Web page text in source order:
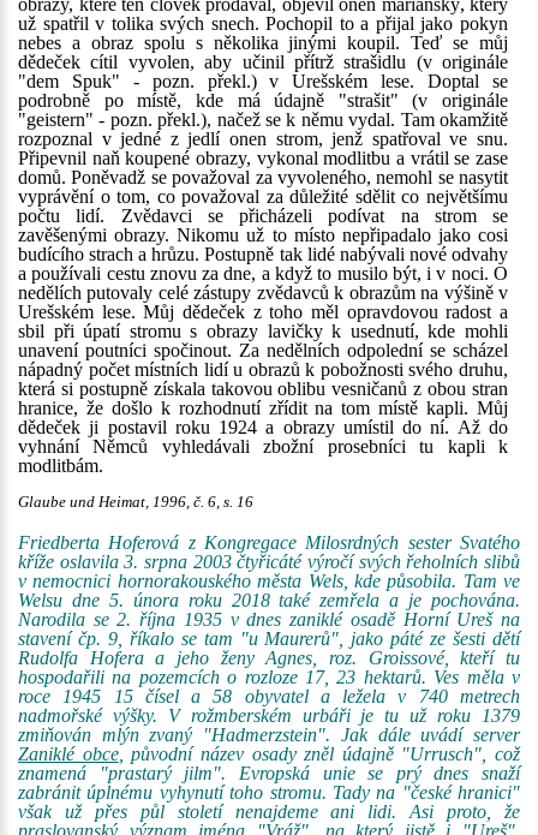
obrazy, které ten člověk prodával, objevil onen mariánský, který
už spatřil v tolika svých snech. Pochopil to a přijal jako pokyn
nebes a obraz spolu s několika jinými koupil. Teď se můj
dědeček cítil vyvolen, aby učinil přítrž strašidlu (v originále
"dem Spuk" - pozn. překl.) v Urešském lese. Doptal se
podrobně po místě, kde má údajně "strašit" (v originále
"geistern" - pozn. překl.), načež se k němu vydal. Tam okamžitě
rozpoznal v jedné z jedlí onen strom, jenž spatřoval ve snu.
Připevnil naň koupené obrazy, vykonal modlitbu a vrátil se zase
domů. Poněvadž se považoval za vyvoleného, nemohl se nasytit
vyprávění o tom, co považoval za důležité sdělit co největšímu
počtu lidí. Zvědavci se přicházeli podívat na strom se
zavěšenými obrazy. Nikomu už to místo nepřipadalo jako cosi
budícího strach a hrůzu. Postupně tak lidé nabývali nové odvahy
a používali cestu znovu za dne, a když to musilo být, i v noci. O
nedělích putovaly celé zástupy zvědavců k obrazům na výšině v
Urešském lese. Můj dědeček z toho měl opravdovou radost a
sbil při úpatí stromu s obrazy lavičky k usednutí, kde mohli
unavení poutníci spočinout. Za nedělních odpolední se scházel
nápadný počet místních lidí u obrazů k pobožnosti svého druhu,
která si postupně získala takovou oblibu vesničanů z obou stran
hranice, že došlo k rozhodnutí zřídit na tom místě kapli. Můj
dědeček ji postavil roku 1924 a obrazy umístil do ní. Až do
vyhnání Němců vyhledávali zbožní prosebníci tu kapli k
modlitbám.
Glaube und Heimat, 1996, č. 6, s. 16
Friedberta Hoferová z Kongregace Milosrdných sester Svatého
kříže oslavila 3. srpna 2003 čtyřicáté výročí svých řeholních slibů
v nemocnici hornorakouského města Wels, kde působila. Tam ve
Welsu dne 5. února roku 2018 také zemřela a je pochována.
Narodila se 2. října 1935 v dnes zaniklé osadě Horní Ureš na
stavení čp. 9, říkalo se tam "u Maurerů", jako páté ze šesti dětí
Rudolfa Hofera a jeho ženy Agnes, roz. Groissové, kteří tu
hospodařili na pozemcích o rozloze 17, 23 hektarů. Ves měla v
roce 1945 15 čísel a 58 obyvatel a ležela v 740 metrech
nadmořské výšky. V rožmberském urbáři je tu už roku 1379
zmiňován mlýn zvaný "Hadmerzstein". Jak dále uvádí server
Zaniklé obce, původní název osady zněl údajně "Urrusch", což
znamená "prastarý jilm". Evropská unie se prý dnes snaží
zabránit úplnému vyhynutí toho stromu. Tady na "české hranici"
však už přes půl století nenajdeme ani lidi. Asi proto, že
praslovanský význam jména "Vráž", na který jistě i "Ureš",